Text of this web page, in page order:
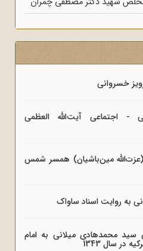
خسروانی
- اجتماعی آیت‌الله العظمی
(عزت‌الله مین‌باشیان) همسر شمس
به روایت اسناد ساواک
سید محمدهادی میلانی به امام
در سال 1343